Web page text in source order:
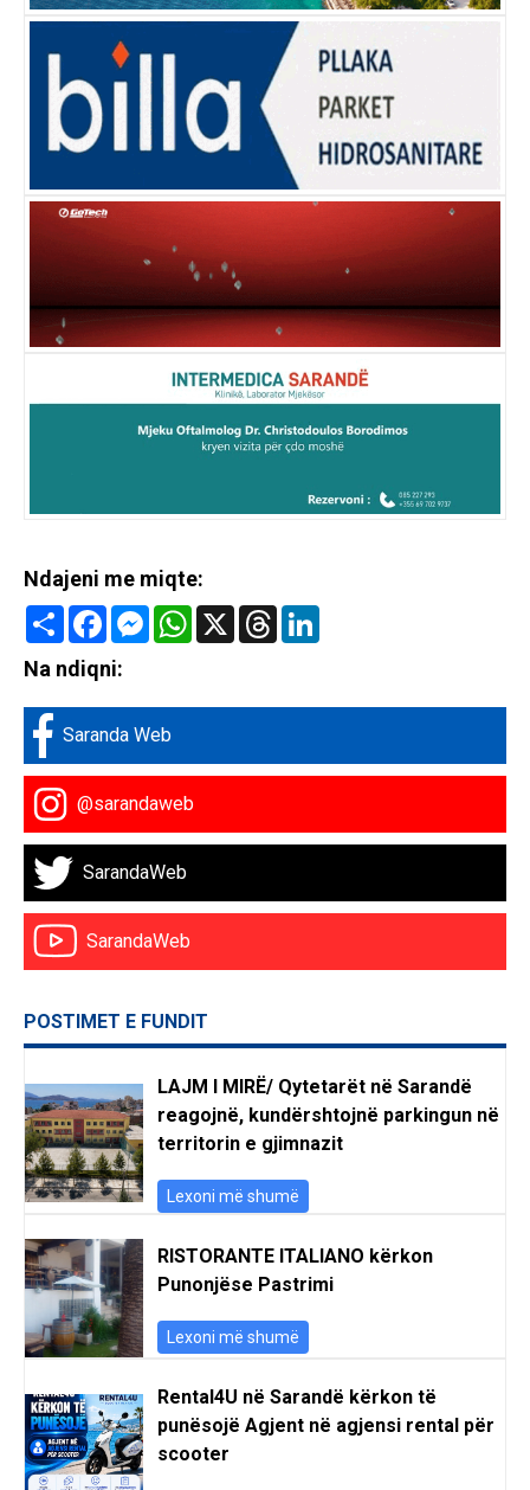
Ndajeni me miqte:
Share FacebookMessenger
WhatsApp
X Threads
Na ndiqni:
Saranda Web
@sarandaweb
SarandaWeb
SarandaWeb
POSTIMET E FUNDIT
LAJM I MIRË/ Qytetarët në Sarandë
reagojnë, kundërshtojnë parkingun në
territorin e gjimnazit
Lexoni më shumë
RISTORANTE ITALIANO kërkon
Punonjëse Pastrimi
Lexoni më shumë
Rental4U në Sarandë kërkon të
punësojë Agjent në agjensi rental për
scooter